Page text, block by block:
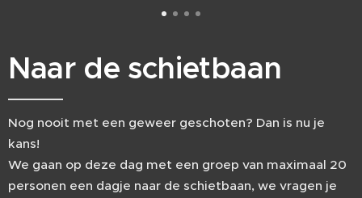
Naar de schietbaan
Nog nooit met een geweer geschoten? Dan is nu je
kans!
We gaan op deze dag met een groep van maximaal 20
personen een dagje naar de schietbaan, we vragen je